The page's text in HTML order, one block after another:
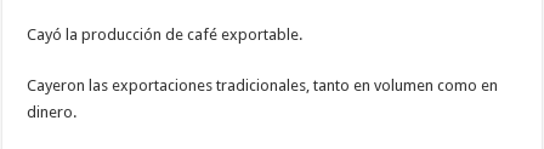
Cayó la producción de café exportable.
Cayeron las exportaciones tradicionales, tanto en volumen como en
dinero.